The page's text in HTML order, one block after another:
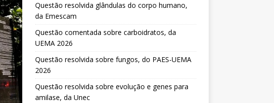
Questão resolvida glândulas do corpo humano,
da Emescam
Questão comentada sobre carboidratos, da
UEMA 2026
Questão resolvida sobre fungos, do PAES-UEMA
2026
Questão resolvida sobre evolução e genes para
amilase, da Unec